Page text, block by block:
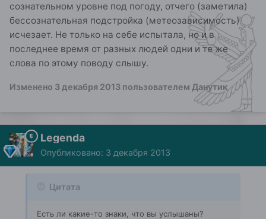
сознательном уровне под погоду, отчего (заметила)
бессознательная подстройка (метеозависимость)
исчезает. Не только на себе испытала, но и в
последнее время от разных людей одни и те же
слова по этому поводу слышу.
Изменено 3 декабря 2013 пользователем Данутик
Legenda
Опубликовано: 3 декабря 2013
Цитата
Есть ли какие-то знаки, что вы услышаны?